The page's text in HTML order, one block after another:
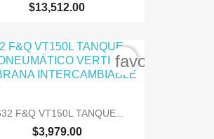
$13,512.00
F&Q VT150L TANQUE...
$3,979.00